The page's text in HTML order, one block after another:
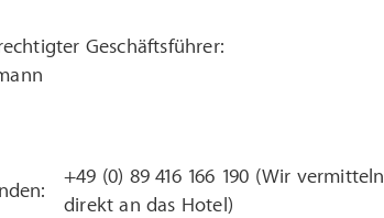
Geschäftsführer:
+49 (0) 89 416 166 190 (Wir vermitteln
direkt an das Hotel)